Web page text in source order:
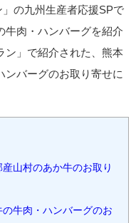
の九州生産者応援SPで
牛肉・ハンバーグを紹介
ン」で紹介された、熊本
ンバーグのお取り寄せに
山村のあか牛のお取り
牛肉・ハンバーグのお